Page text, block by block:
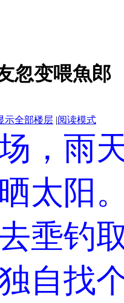
忽变喂魚郎
示全部楼层 |阅读模式
，雨
太阳
埀钓
自找